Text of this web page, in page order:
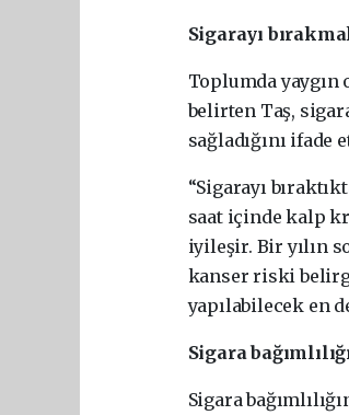
Sigarayı
Toplumda yaygın
belirten Taş,
sağladığını ifade
“Sigarayı
saat içinde kalp
iyileşir. Bir yılın
kanser riski
yapılabilecek en
Sigara
Sigara